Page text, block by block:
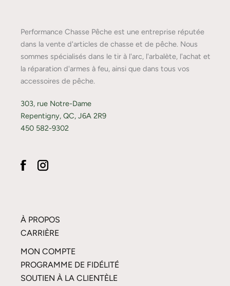
Performance Chasse Pêche est une entreprise réputée
dans la vente d'articles de chasse et de pêche. Nous
sommes spécialisés dans le tir à l'arc, l'arbalète, l'achat et
la réparation d'armes à feu, ainsi que dans tous vos
accessoires de pêche.
303, rue Notre-Dame
Repentigny, QC, J6A 2R9
450 582-9302
À PROPOS
CARRIÈRE
MON COMPTE
PROGRAMME DE FIDÉLITÉ
SOUTIEN À LA CLIENTÈLE